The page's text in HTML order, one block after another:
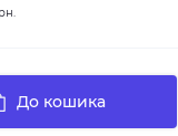
До кошика